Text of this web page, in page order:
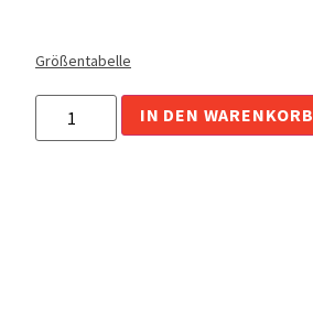
Größentabelle
IN DEN WARENKORB